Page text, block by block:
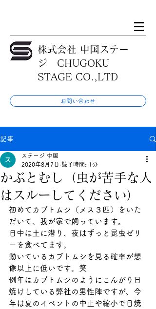
株式会社 中国ステー
ジ CHUGOKU
STAGE CO.,LTD
お問い合わせ
記事
かぶとむし（虫が苦手な人
はスルーしてください）
ステージ 中国
2020年8月7日 読了時間: 1分
初めてカブトムシ（メス３匹）をいた
だいて、我が家で飼っています。
日中は土に潜り、夜はずっと昆虫ゼリ
ーを食べてます。
動いているカブトムシを見る確率が想
像以上に低いです。笑
例年はカブトムシのようにこんがり日
焼けしている弊社の男性陣ですが、今
年は夏のイベントの中止や縮小で日焼